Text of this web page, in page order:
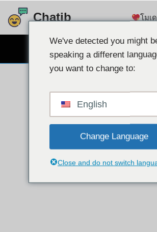
ข้าม
เนื้อหา
Chatib โมเ
แชทผ่านเว็บแคมฟรี
We've detected you might
speaking a different
you want to change to:
English
Change Language
Close and do not switch